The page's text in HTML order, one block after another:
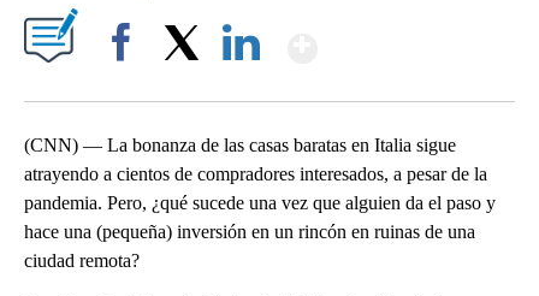
(CNN) — La bonanza de las casas baratas en Italia sigue
atrayendo a cientos de compradores interesados, a pesar de la
pandemia. Pero, ¿qué sucede una vez que alguien da el paso y
hace una (pequeña) inversión en un rincón en ruinas de una
ciudad remota?